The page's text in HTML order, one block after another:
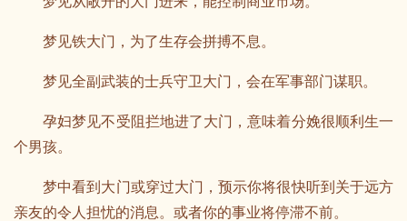
梦见铁大门，为了生存会拼搏不息。
梦见全副武装的士兵守卫大门，会在军事部门谋职。
孕妇梦见不受阻拦地进了大门，意味着分娩很顺利生一
个男孩。
梦中看到大门或穿过大门，预示你将很快听到关于远方
亲友的令人担忧的消息。或者你的事业将停滞不前。